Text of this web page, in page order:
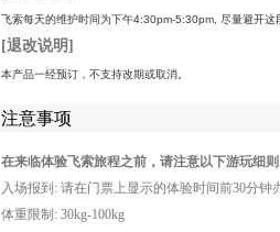
飞索每天的维护时间为下午4:30pm-5:30pm, 尽量避开这
[退改说明]
本产品一经预订，不支持改期或取消。
注意事项
在来临体验飞索旅程之前，请注意以下游玩细则
入场报到: 请在门票上显示的体验时间前30分
体重限制: 30kg-100kg